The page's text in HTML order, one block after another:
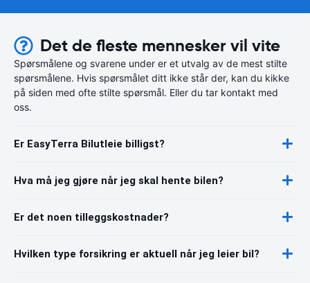
Det de fleste mennesker vil vite
Spørsmålene og svarene under er et utvalg av de mest stilte
spørsmålene. Hvis spørsmålet ditt ikke står der, kan du kikke
på siden med ofte stilte spørsmål. Eller du tar kontakt med
oss.
Er EasyTerra Bilutleie billigst?
Hva må jeg gjøre når jeg skal hente bilen?
Er det noen tilleggskostnader?
Hvilken type forsikring er aktuell når jeg leier bil?